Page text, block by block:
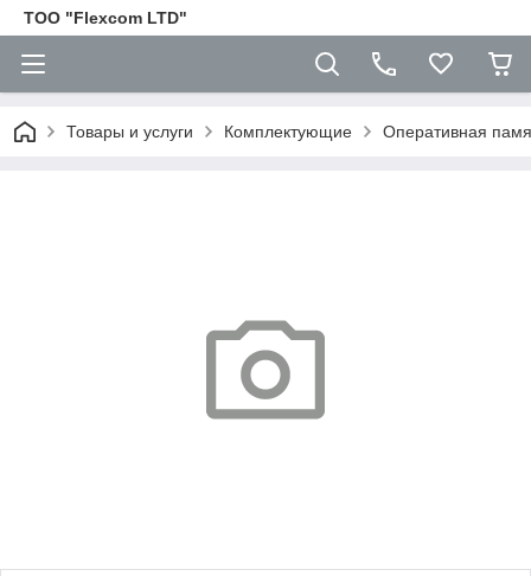
ТОО "Flexcom LTD"
Товары и услуги Комплектующие Оперативная